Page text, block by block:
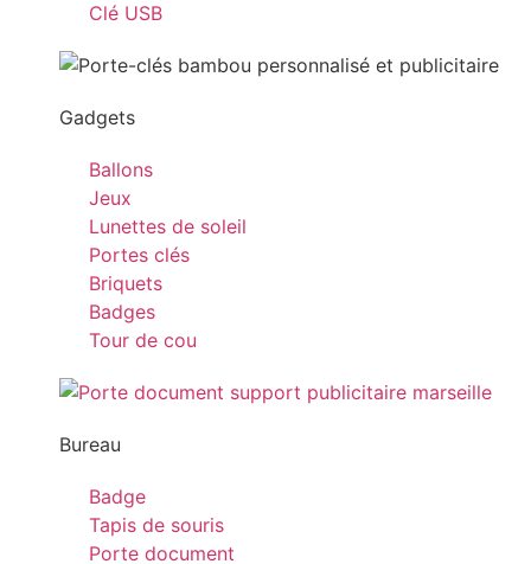
Clé USB
Gadgets
Ballons
Jeux
Lunettes de soleil
Portes clés
Briquets
Badges
Tour de cou
Bureau
Badge
Tapis de souris
Porte document